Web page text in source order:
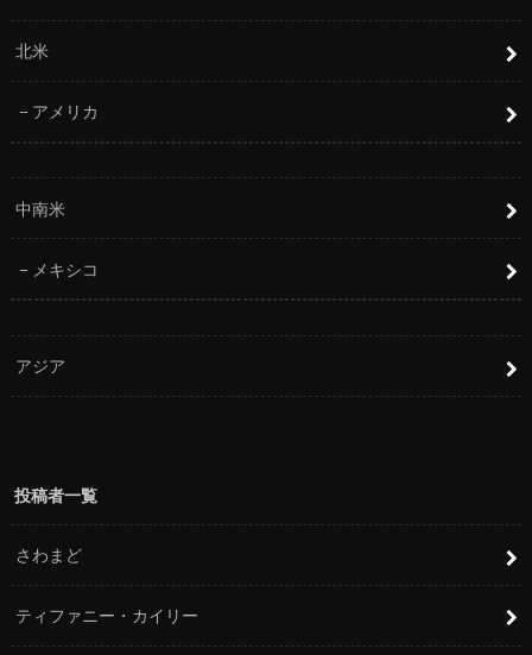
北米
アメリカ
中南米
メキシコ
アジア
投稿者一覧
さわまど
ティファニー・カイリー